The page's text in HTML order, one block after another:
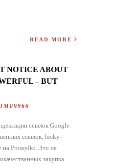
READ MORE
NOTICE ABOUT
– BUT
ссылок Google
ссылок, lucky-
на Prossylki. Это не
закупка